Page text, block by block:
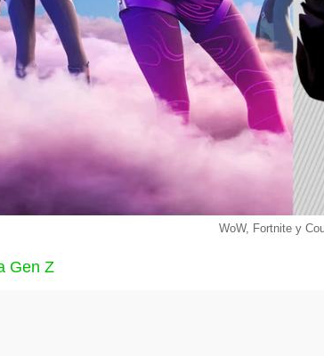
WoW, Fortnite y
Gen Z